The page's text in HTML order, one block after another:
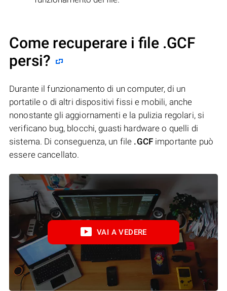
Come recuperare i file .GCF
persi?
Durante il funzionamento di un computer, di un
portatile o di altri dispositivi fissi e mobili, anche
nonostante gli aggiornamenti e la pulizia regolari, si
verificano bug, blocchi, guasti hardware o quelli di
sistema. Di conseguenza, un file .GCFimportante può
essere cancellato.
VAI A VEDERE